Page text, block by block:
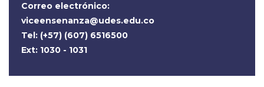
Correo electrónico:
viceensenanza@udes.edu.co
Tel: (+57) (607) 6516500
Ext: 1030 - 1031